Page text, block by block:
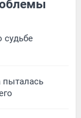
судьбе
пыталась